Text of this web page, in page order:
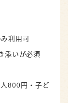
利用可
添いが必須
800円・子ど